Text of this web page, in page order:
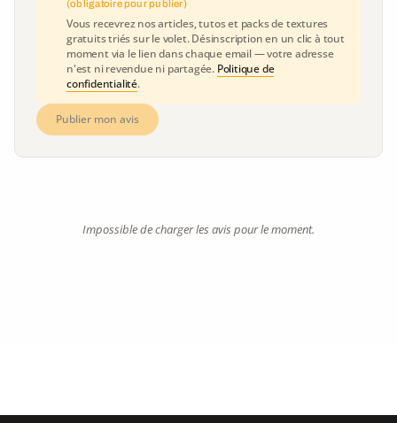
(obligatoire pour publier)
Vous recevrez nos articles, tutos et packs de textures
gratuits triés sur le volet. Désinscription en un clic à tout
moment via le lien dans chaque email — votre adresse
n'est ni revendue ni partagée. Politique de
confidentialité.
Publier mon avis
Impossible de charger les avis pour le moment.